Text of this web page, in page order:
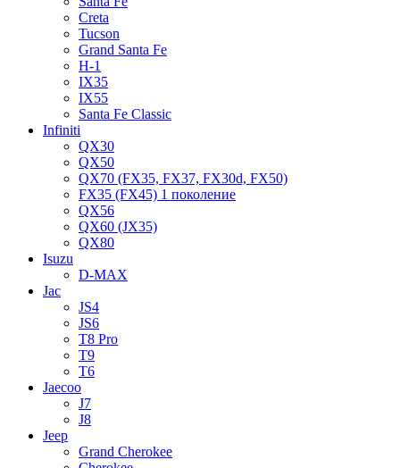
Creta
Tucson
Grand Santa Fe
H-1
IX35
IX55
Santa Fe Classic
Infiniti
QX30
QX50
QX70 (FX35, FX37, FX30d, FX50)
FX35 (FX45) 1 поколение
QX56
QX60 (JX35)
QX80
Isuzu
D-MAX
Jac
JS4
JS6
T8 Pro
T9
T6
Jaecoo
J7
J8
Jeep
Grand Cherokee